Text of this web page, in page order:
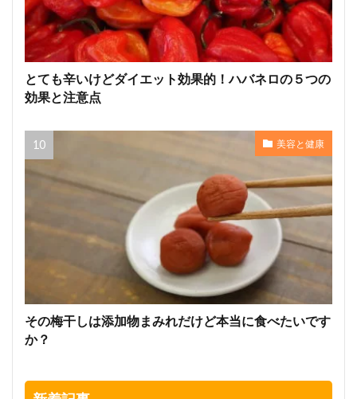
とても辛いけどダイエット効果的！ハバネロの５つの
効果と注意点
美容と健康
その梅干しは添加物まみれだけど本当に食べたいです
か？